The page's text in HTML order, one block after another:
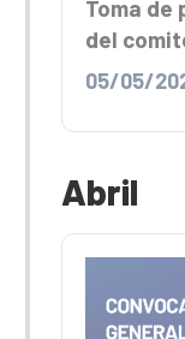
Toma de
del
05/05/
Abril